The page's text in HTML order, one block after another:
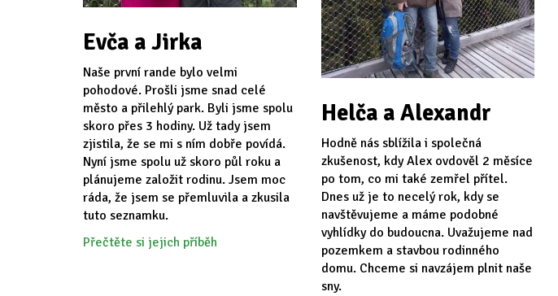
Evča a Jirka
Naše první rande bylo velmi
pohodové. Prošli jsme snad celé
město a přilehlý park. Byli jsme spolu
skoro přes 3 hodiny. Už tady jsem
zjistila, že se mi s ním dobře povídá.
Nyní jsme spolu už skoro půl roku a
plánujeme založit rodinu. Jsem moc
ráda, že jsem se přemluvila a zkusila
tuto seznamku.
Přečtěte si jejich příběh
Helča a Alexandr
Hodně nás sblížila i společná
zkušenost, kdy Alex ovdověl 2 měsíce
po tom, co mi také zemřel přítel.
Dnes už je to necelý rok, kdy se
navštěvujeme a máme podobné
vyhlídky do budoucna. Uvažujeme nad
pozemkem a stavbou rodinného
domu. Chceme si navzájem plnit naše
sny.